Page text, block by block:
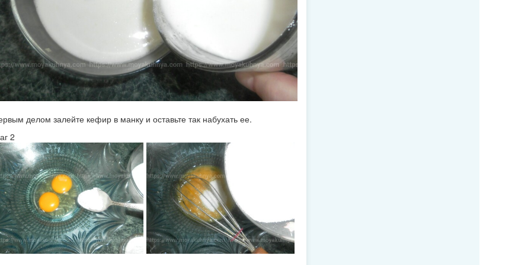
делом залейте кефир в манку и оставьте так набухать ее.
2